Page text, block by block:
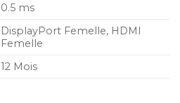
0.5 ms
DisplayPort Femelle, HDMI
Femelle
12 Mois